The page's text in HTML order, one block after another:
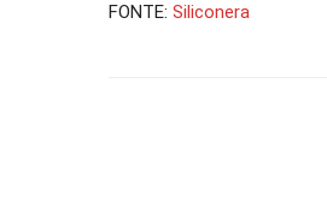
FONTE: Siliconera